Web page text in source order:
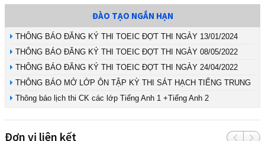
ĐÀO TẠO NGẮN HẠN
THÔNG BÁO ĐĂNG KÝ THI TOEIC ĐỢT THI NGÀY 13/01/2024
THÔNG BÁO ĐĂNG KÝ THI TOEIC ĐỢT THI NGÀY 08/05/2022
THÔNG BÁO ĐĂNG KÝ THI TOEIC ĐỢT THI NGÀY 24/04/2022
THÔNG BÁO MỞ LỚP ÔN TẬP KỲ THI SÁT HẠCH TIẾNG TRUNG
Thông báo lịch thi CK các lớp Tiếng Anh 1 +Tiếng Anh 2
Đơn vị liên kết